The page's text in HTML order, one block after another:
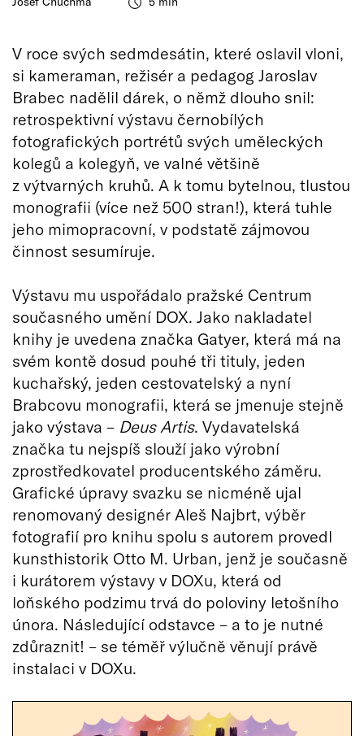
V roce svých sedmdesátin, které oslavil vloni,
si kameraman, režisér a pedagog Jaroslav
Brabec nadělil dárek, o němž dlouho snil:
retrospektivní výstavu černobílých
fotografických portrétů svých uměleckých
kolegů a kolegyň, ve valné většině
z výtvarných kruhů. A k tomu bytelnou, tlustou
monografii (více než 500 stran!), která tuhle
jeho mimopracovní, v podstatě zájmovou
činnost sesumíruje.
Výstavu mu uspořádalo pražské Centrum
současného umění DOX. Jako nakladatel
knihy je uvedena značka Gatyer, která má na
svém kontě dosud pouhé tři tituly, jeden
kuchařský, jeden cestovatelský a nyní
Brabcovu monografii, která se jmenuje stejně
jako výstava – Deus Artis. Vydavatelská
značka tu nejspíš slouží jako výrobní
zprostředkovatel producentského záměru.
Grafické úpravy svazku se nicméně ujal
renomovaný designér Aleš Najbrt, výběr
fotografií pro knihu spolu s autorem provedl
kunsthistorik Otto M. Urban, jenž je současně
i kurátorem výstavy v DOXu, která od
loňského podzimu trvá do poloviny letošního
února. Následující odstavce – a to je nutné
zdůraznit! – se téměř výlučně věnují právě
instalaci v DOXu.